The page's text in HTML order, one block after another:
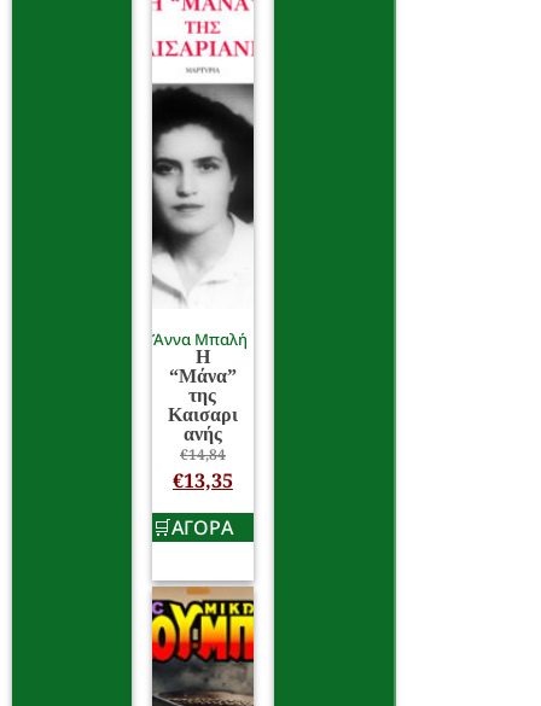
Άννα Μπαλή
Η
“Μάνα”
της
Καισαρι
ανής
€14,84
€13,35
ΑΓΟΡΑ